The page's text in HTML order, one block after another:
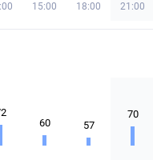
15:00 18:00 21:00
60 57
70